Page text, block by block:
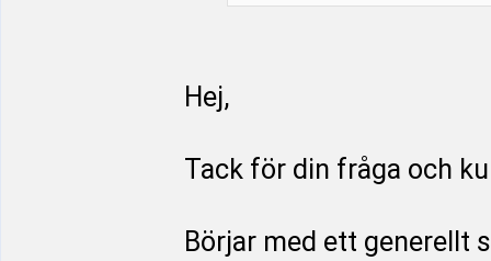
Hej,
Tack för din fråga och
Börjar med ett generellt